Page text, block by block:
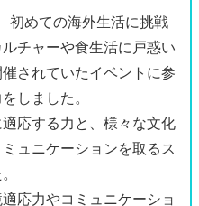
初めての海外生活に挑戦
チャーや食生活に戸惑い
されていたイベントに参
しました。
応する力と、様々な文化
ュニケーションを取るス
応力やコミュニケーショ